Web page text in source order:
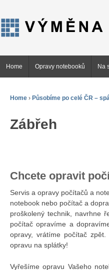
Home Opravy notebooků Na
Home › Působíme po celé ČR –
Zábřeh
Chcete opravit
Servis a opravy počítačů a
notebook nebo počítač a
proškolený technik, navrhne
počítač opravíme a
opravy, vrátíme počítač
opravu na splátky!
Vyřešíme opravu Vašeho